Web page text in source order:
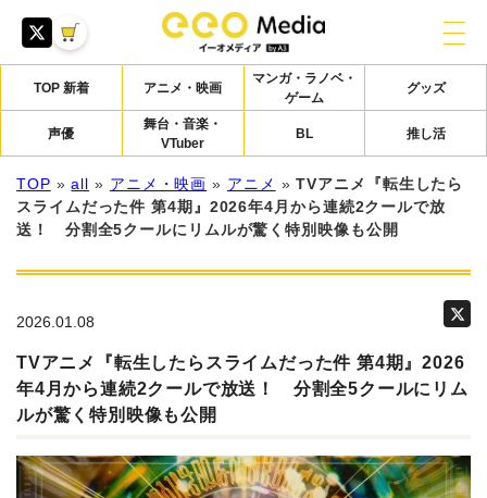
TOP 新着 アニメ・映画
マンガ・ラノベ・
ゲーム
グッズ
声優
舞台・音楽・
VTuber
BL 推し活
TOP »all » アニメ・映画 » アニメ »TVアニメ『転生したら
スライムだった件 第4期』2026年4月から連続2クールで放
送！ 分割全5クールにリムルが驚く特別映像も公開
2026.01.08
TVアニメ『転生したらスライムだった件 第4期』2026
年4月から連続2クールで放送！ 分割全5クールにリム
ルが驚く特別映像も公開